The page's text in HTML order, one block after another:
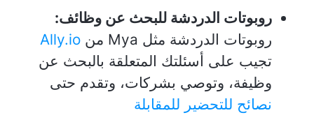
روبوتات الدردشة للبحث عن وظائف:
روبوتات الدردشة مثل Mya من
Ally.io
تجيب على أسئلتك المتعلقة بالبحث عن
وظيفة، وتوصي بشركات، وتقدم حتى
نصائح للتحضير للمقابلة